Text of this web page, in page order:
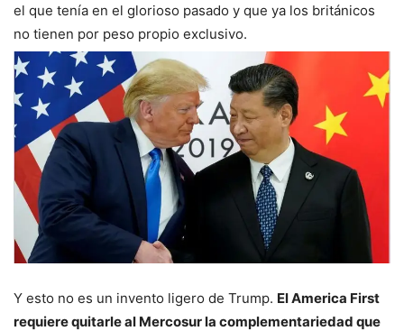
el que tenía en el glorioso pasado y que ya los británicos
no tienen por peso propio exclusivo.
Y esto no es un invento ligero de Trump. El America First
requiere quitarle al Mercosur la complementariedad que